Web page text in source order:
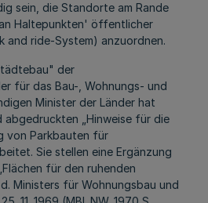
sein, die Standorte am Rande
Haltepunkten' öffentlicher
and ride-System) anzuordnen.
der
für das Bau-, Wohnungs- und
Minister der Länder hat
abgedruckten „Hinweise für die
von Parkbauten für
Sie stellen eine Ergänzung
für den ruhenden
Ministers für Wohnungsbau und